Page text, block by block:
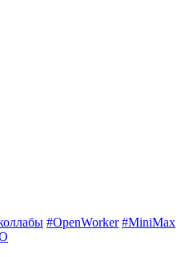
#OpenWorker #MiniMax